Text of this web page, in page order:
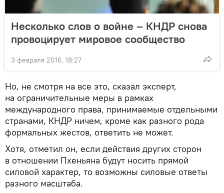
Несколько слов о войне – КНДР снова
провоцирует мировое сообщество
3 февраля 2016, 18:27
Но, не смотря на все это, сказал эксперт,
на ограничительные меры в рамках
международного права, принимаемые отдельными
странами, КНДР ничем, кроме как разного рода
формальных жестов, ответить не может.
Хотя, отметил он, если действия других сторон
в отношении Пхеньяна будут носить прямой
силовой характер, то возможны силовые ответы
разного масштаба.